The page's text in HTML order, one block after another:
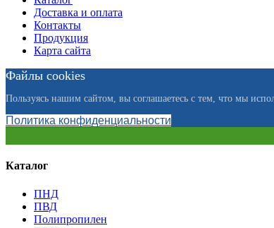
Доставка и оплата
Контакты
Продукция
Карта сайта
Файлы cookies
Пользуясь нашим сайтом, вы соглашаетесь с тем, что мы
Политика конфиденциальности
Каталог
ПНД
ПВД
Полипропилен